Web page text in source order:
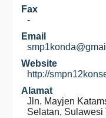
Fax
-
Email
Website
http://
Alamat
Jln. Mayjen
Selatan, Sulawesi